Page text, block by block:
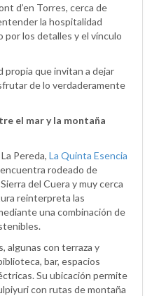
d’en Torres, cerca de
la hospitalidad
por los detalles y el vínculo
propia que invitan a dejar
de lo verdaderamente
el mar y la montaña
Pereda, La Quinta Esencia
rodeado de
del Cuera y muy cerca
reinterpreta las
una combinación de
algunas con terraza y
bar, espacios
Su ubicación permite
con rutas de montaña